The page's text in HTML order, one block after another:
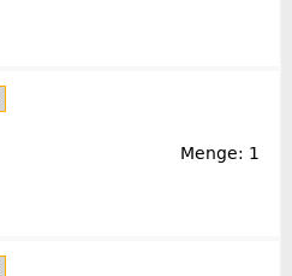
Menge: 1